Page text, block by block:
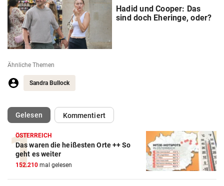
Hadid und Cooper: Das
sind doch Eheringe, oder?
Ähnliche Themen
Sandra Bullock
Gelesen(ausgewählt)Kommentiert
ÖSTERREICH
Das waren die heißesten Orte ++ So
geht es weiter
152.210 mal gelesen